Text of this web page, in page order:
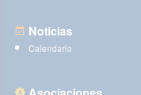
Noticias
Calendario